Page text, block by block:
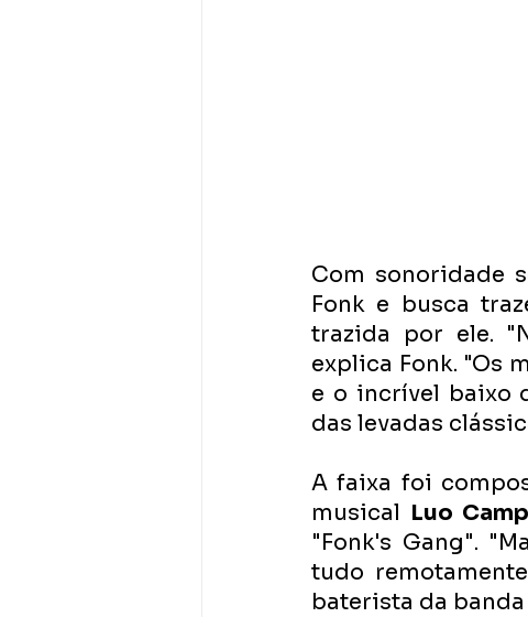
Com sonoridade
Fonk e busca
trazida por ele.
explica Fonk. "Os
e o incrível baixo
das levadas
A faixa foi
musical Luo
"Fonk's Gang".
tudo
baterista da banda